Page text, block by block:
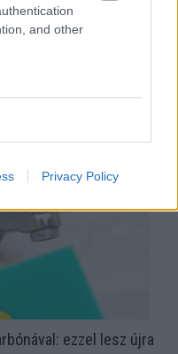
and other
Privacy Policy
ezzel lesz újra